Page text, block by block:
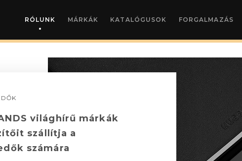
RÓLUNK MÁRKÁK KATALÓGUSOK FORGALMAZÁS
világhírű márkák
szállítja a
számára